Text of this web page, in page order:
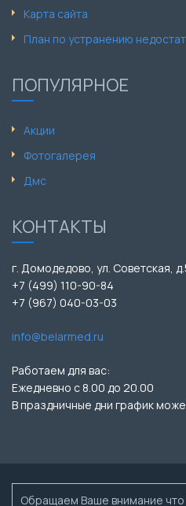
Карта сайта
План по устранению
ПОПУЛЯРНОЕ
Акции
Фотогалерея
Дмс
КОНТАКТЫ
г. Домодедово, ул. Советская,
+7 (499) 110-90-84
+7 (967) 040-03-03
info@belarmed.ru
Работаем для вас:
Ежедневно с 8.00 до 20.00
В праздничные дни график
Обращаем Ваше внимание